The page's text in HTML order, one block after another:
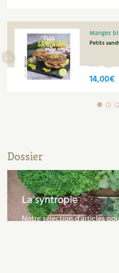
Manger
Petits
14,00€
Dossier
La syntropie
Notre sélection d'articles